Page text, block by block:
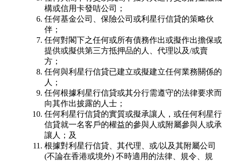
構或信用卡發咭公司；
任何基金公司、保險公司或利星行信貸的策略伙
伴；
任何對閣下之任何或所有債務作出或擬作出擔保或
提供或擬供第三方抵押品的人、代理以及/或賣
方；
任何與利星行信貸已建立或擬建立任何業務關係的
人；
任何根據利星行信貸或其分行需遵守的法律要求而
向其作出披露的人士；
任何利星行信貸的實質或擬承讓人，或任何利星行
信貸就一名客戶的權益的參與人或附屬參與人或承
讓人；及
根據對利星行信貸、其代理、或/以及其附屬公司
(不論在香港或境外) 不時適用的法律、規令、規